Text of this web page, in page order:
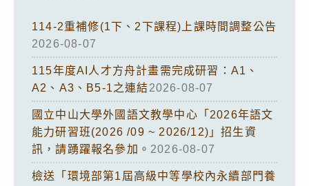
114-2重補修(1下、2下課程)上課時間調整公告
2026-08-07
115年度AI人才方舟計畫需完成研習：A1、
A2、A3、B5-1之連結2026-08-07
國立中山大學外國語文教學中心「2026年語文
能力研習班(2026 /09 ~ 2026/12)」招生資
訊，請踴躍報名參加。 2026-08-07
檢送「環境部第1屆高級中等學校內永續部門養